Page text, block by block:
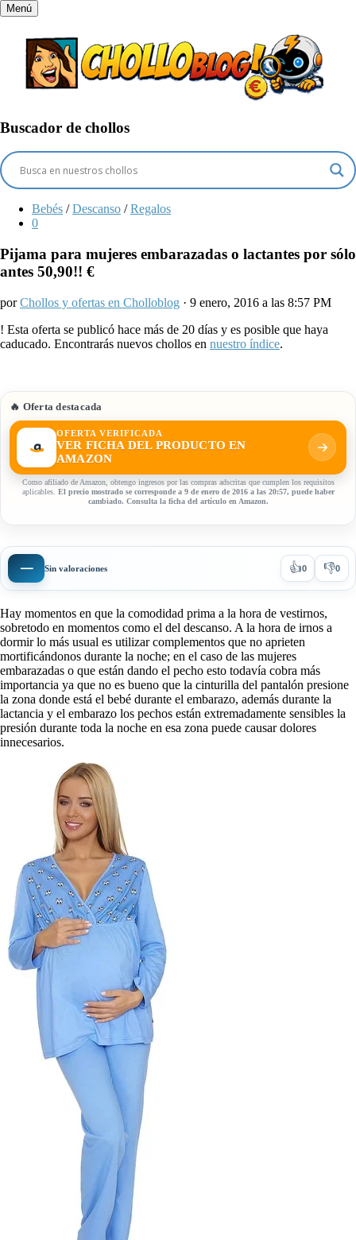
Menú
Buscador de chollos
Bebés / Descanso / Regalos
0
Pijama para mujeres embarazadas o lactantes por sólo
antes 50,90!! €
porChollos y ofertas en Cholloblog · 9 enero, 2016 a las 8:57 PM
! Esta oferta se publicó hace más de 20 días y es posible que haya
caducado. Encontrarás nuevos chollos en nuestro índice.
🔥 Oferta destacada
OFERTA VERIFICADA
VER FICHA DEL PRODUCTO EN
AMAZON
Como afiliado de Amazon, obtengo ingresos por las compras adscritas que cumplen los requisitos
aplicables. El precio mostrado se corresponde a 9 de enero de 2016 a las 20:57, puede haber
cambiado. Consulta la ficha del artículo en Amazon.
— Sin valoraciones 👍0 👎0
Hay momentos en que la comodidad prima a la hora de vestirnos,
sobretodo en momentos como el del descanso. A la hora de irnos a
dormir lo más usual es utilizar complementos que no aprieten
mortificándonos durante la noche; en el caso de las mujeres
embarazadas o que están dando el pecho esto todavía cobra más
importancia ya que no es bueno que la cinturilla del pantalón presione
la zona donde está el bebé durante el embarazo, además durante la
lactancia y el embarazo los pechos están extremadamente sensibles la
presión durante toda la noche en esa zona puede causar dolores
innecesarios.